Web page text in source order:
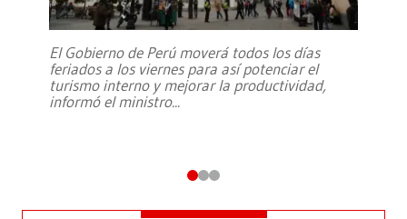
El Gobierno de Perú moverá todos los días
feriados a los viernes para así potenciar el
turismo interno y mejorar la productividad,
informó el ministro...